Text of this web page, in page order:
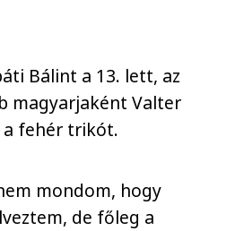
Bálint a 13. lett, az
magyarjaként Valter
fehér trikót.
mondom, hogy
de főleg a